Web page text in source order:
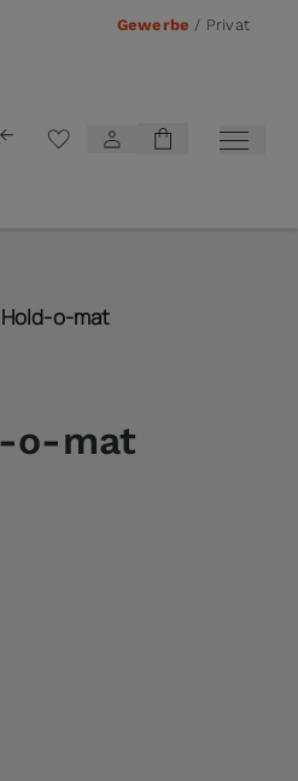
Gewerbe / Privat
o-mat
o-mat